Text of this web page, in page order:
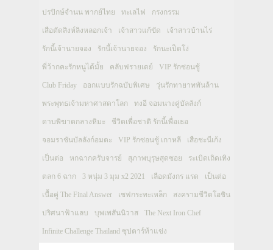
ปรปักษ์จำนน พากย์ไทย ทะเลไฟ กรงกรรม
เสือตัดสิงห์ลิงหลอกเจ้า เจ้าสาวแก้ขัด เจ้าสาวบ้านไร่
รักนี้เจ้านายจอง รักนี้เจ้านายจอง รักนะเป็ดโง่
พี่ว้ากคะรักหนูได้มั้ย คลับฟรายเดย์ VIP รักซ่อนชู้
Club Friday ออกแบบรักฉบับพิเศษ วุ่นรักทายาทพันล้าน
พระพุทธเจ้ามหาศาสดาโลก ทงอี จอมนางคู่บัลลังก์
ดาบพิฆาตกลางหิมะ ชีวิตเพื่อชาติ รักนี้เพื่อเธอ
จอมราชันบัลลังก์อมตะ VIP รักซ่อนชู้ เกาหลี เสือชะนีเก้ง
เป็นต่อ หกฉากครับจารย์ สุภาพบุรุษสุดซอย ระเบิดเถิดเทิง
ตลก 6 ฉาก 3 หนุ่ม 3 มุม x2 2021 เลือดมังกร แรด เป็นต่อ
เนื้อคู่ The Final Answer เชฟกระทะเหล็ก สงครามชีวิตโอชิน
ปริศนาฟ้าแลบ บุพเพสันนิวาส The Next Iron Chef
Infinite Challenge Thailand ซุปตาร์ท้าแข่ง